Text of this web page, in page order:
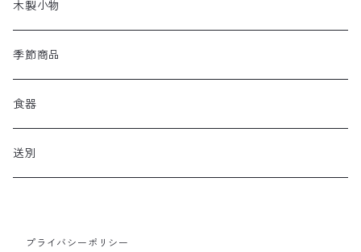
木製小物
季節商品
食器
送別
プライバシーポリシー